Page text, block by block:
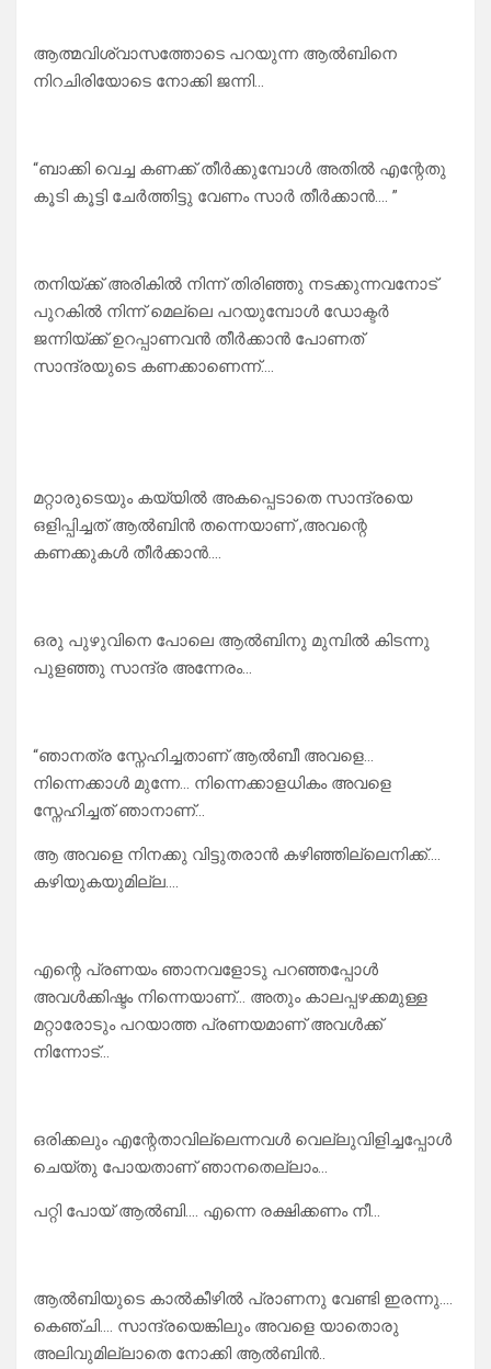
ആത്മവിശ്വാസത്തോടെ പറയുന്ന ആൽബിനെ
നിറചിരിയോടെ നോക്കി ജന്നി…
“ബാക്കി വെച്ച കണക്ക് തീർക്കുമ്പോൾ അതിൽ എന്റേതു
കൂടി കൂട്ടി ചേർത്തിട്ടു വേണം സാർ തീർക്കാൻ…. ”
തനിയ്ക്ക് അരികിൽ നിന്ന് തിരിഞ്ഞു നടക്കുന്നവനോട്
പുറകിൽ നിന്ന് മെല്ലെ പറയുമ്പോൾ ഡോക്ടർ
ജന്നിയ്ക്ക് ഉറപ്പാണവൻ തീർക്കാൻ പോണത്
സാന്ദ്രയുടെ കണക്കാണെന്ന്….
മറ്റാരുടെയും കയ്യിൽ അകപ്പെടാതെ സാന്ദ്രയെ
ഒളിപ്പിച്ചത് ആൽബിൻ തന്നെയാണ് ,അവന്റെ
കണക്കുകൾ തീർക്കാൻ….
ഒരു പുഴുവിനെ പോലെ ആൽബിനു മുമ്പിൽ കിടന്നു
പുളഞ്ഞു സാന്ദ്ര അന്നേരം…
“ഞാനത്ര സ്നേഹിച്ചതാണ് ആൽബീ അവളെ…
നിന്നെക്കാൾ മുന്നേ… നിന്നെക്കാളധികം അവളെ
സ്നേഹിച്ചത് ഞാനാണ്…
ആ അവളെ നിനക്കു വിട്ടുതരാൻ കഴിഞ്ഞില്ലെനിക്ക്….
കഴിയുകയുമില്ല….
എന്റെ പ്രണയം ഞാനവളോടു പറഞ്ഞപ്പോൾ
അവൾക്കിഷ്ടം നിന്നെയാണ്… അതും കാലപ്പഴക്കമുള്ള
മറ്റാരോടും പറയാത്ത പ്രണയമാണ് അവൾക്ക്
നിന്നോട്…
ഒരിക്കലും എന്റേതാവില്ലെന്നവൾ വെല്ലുവിളിച്ചപ്പോൾ
ചെയ്തു പോയതാണ് ഞാനതെല്ലാം…
പറ്റി പോയ് ആൽബി…. എന്നെ രക്ഷിക്കണം നീ…
ആൽബിയുടെ കാൽകീഴിൽ പ്രാണനു വേണ്ടി ഇരന്നു….
കെഞ്ചി…. സാന്ദ്രയെങ്കിലും അവളെ യാതൊരു
അലിവുമില്ലാതെ നോക്കി ആൽബിൻ..